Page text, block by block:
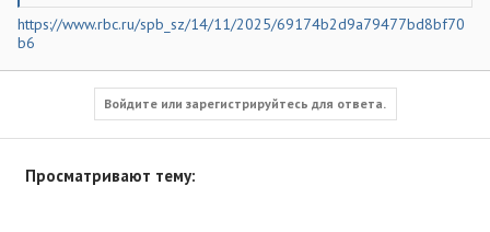
https://www.rbc.ru/spb_sz/14/11/2025/69174b2d9a79477bd8bf70
b6
Войдите или зарегистрируйтесь для ответа.
Просматривают тему: